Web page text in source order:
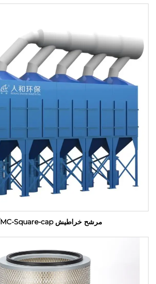
مرشح خراطيش RH/MC-Square-cap